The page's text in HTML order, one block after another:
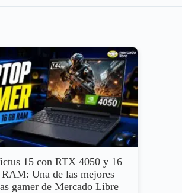
15 con RTX 4050 y 16
Una de las mejores
gamer de Mercado Libre